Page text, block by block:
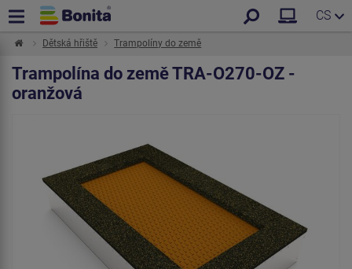
CS
Dětská hřiště Trampolíny do země
Trampolína do země TRA-O270-OZ -
oranžová